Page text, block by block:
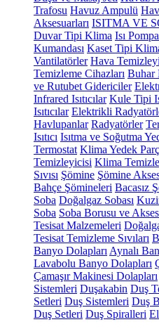
Trafosu Havuz Ampulü
Aksesuarları ISITMA VE
Duvar Tipi Klima Isı
Kumandası Kaset Tipi
Vantilatörler Hava
Temizleme Cihazları Buhar
ve Rutubet Gidericiler
Infrared Isıtıcılar Kule Tipi
Isıtıcılar Elektrikli
Havlupanlar Radyatörler
Isıtıcı Isıtma ve Soğutma
Termostat Klima Yedek
Temizleyicisi Klima
Sıvısı Şömine Şömine
Bahçe Şömineleri Bacasız
Soba Doğalgaz Sobası
Soba Soba Borusu ve
Tesisat Malzemeleri
Tesisat Temizleme Sıvıları
Banyo Dolapları Aynalı
Lavabolu Banyo Dolapları
Çamaşır Makinesi Dolapları
Sistemleri Duşakabin Duş
Setleri Duş Sistemleri Duş
Duş Setleri Duş Spiralleri